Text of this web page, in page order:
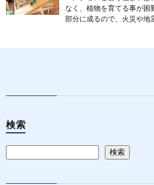
なく、植物を育てる事が困
部分に成るので、火災や
検索
検索